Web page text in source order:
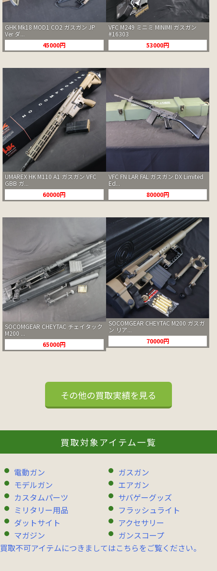
GHK Mk18 MOD1 CO2 ガスガン JP
Ver ダ...
45000円
VFC M249 ミニミ MINIMI ガスガン
#16303
53000円
UMAREX HK M110 A1 ガスガン VFC
GBB ガ...
60000円
VFC FN LAR FAL ガスガン DX Limited
Ed...
80000円
SOCOMGEAR CHEYTAC チェイタック
M200 ...
65000円
SOCOMGEAR CHEYTAC M200 ガスガ
ン リア...
70000円
その他の買取実績を見る
買取対象アイテム一覧
電動ガン
ガスガン
モデルガン
エアガン
カスタムパーツ
サバゲーグッズ
ミリタリー用品
フラッシュライト
ダットサイト
アクセサリー
マガジン
ガンスコープ
買取不可アイテムにつきましてはこちらをご覧ください。